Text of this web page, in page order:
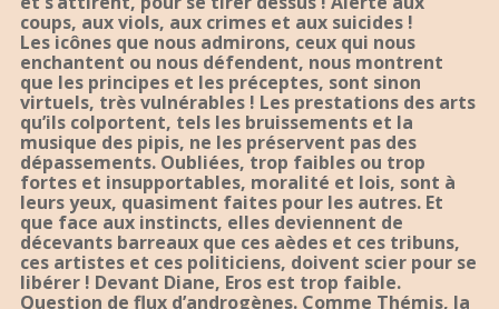
coups, aux viols, aux crimes et aux suicides !
Les icônes que nous admirons, ceux qui nous
enchantent ou nous défendent, nous montrent
que les principes et les préceptes, sont sinon
virtuels, très vulnérables ! Les prestations des arts
qu’ils colportent, tels les bruissements et la
musique des pipis, ne les préservent pas des
dépassements. Oubliées, trop faibles ou trop
fortes et insupportables, moralité et lois, sont à
leurs yeux, quasiment faites pour les autres. Et
que face aux instincts, elles deviennent de
décevants barreaux que ces aèdes et ces tribuns,
ces artistes et ces politiciens, doivent scier pour se
libérer ! Devant Diane, Eros est trop faible.
Question de flux d’androgènes. Comme Thémis, la